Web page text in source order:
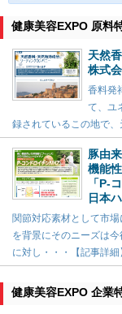
健康美容EXPO 原料
天然
株式
香料発
て、ユ
録されているこの地で、
豚由
機能
「P-
日本
関節対応素材として市
を背景にそのニーズは
に対し・・・【記事詳細
健康美容EXPO 企業